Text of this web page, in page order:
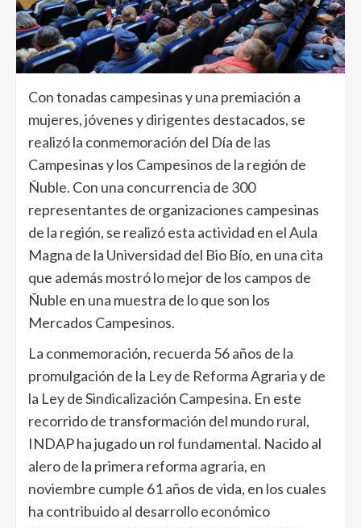
Con tonadas campesinas y una premiación a
mujeres, jóvenes y dirigentes destacados, se
realizó la conmemoración del Día de las
Campesinas y los Campesinos de la región de
Ñuble. Con una concurrencia de 300
representantes de organizaciones campesinas
de la región, se realizó esta actividad en el Aula
Magna de la Universidad del Bio Bío, en una cita
que además mostró lo mejor de los campos de
Ñuble en una muestra de lo que son los
Mercados Campesinos.
La conmemoración, recuerda 56 años de la
promulgación de la Ley de Reforma Agraria y de
la Ley de Sindicalización Campesina. En este
recorrido de transformación del mundo rural,
INDAP ha jugado un rol fundamental. Nacido al
alero de la primera reforma agraria, en
noviembre cumple 61 años de vida, en los cuales
ha contribuido al desarrollo económico